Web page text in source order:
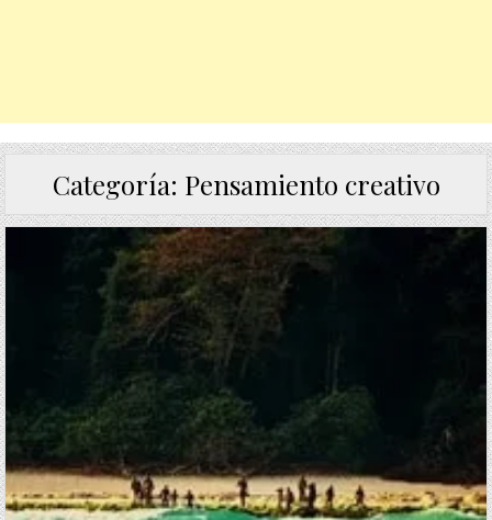
Categoría: Pensamiento creativo